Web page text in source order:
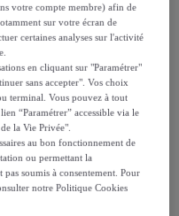
Terracotta
votre compte membre) afin de
sur votre écran de
certaines analyses sur l'activité
en cliquant sur "Paramétrer"
sans accepter". Vos choix
terminal. Vous pouvez à tout
“Paramétrer” accessible via le
la Vie Privée".
au bon fonctionnement de
ou permettant la
soumis à consentement. Pour
notre Politique Cookies